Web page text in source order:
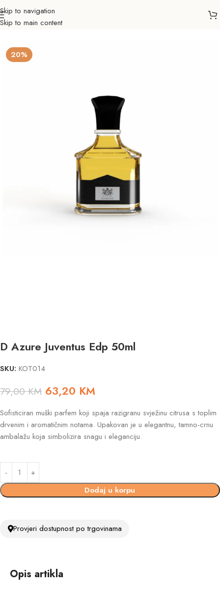
Skip to navigation
Skip to main content
Početna Ljepota & zdravlje
20%
D Azure Juventus Edp 50ml
SKU: KOT014
79,00KM 63,20 KM
Sofisticiran muški parfem koji spaja razigranu svježinu citrusa s toplim
drvenim i aromatičnim notama. Upakovan je u elegantnu, tamno-crnu
ambalažu koja simbolizira snagu i eleganciju.
Dodaj u korpu
Provjeri dostupnost po trgovinama
Opis artikla